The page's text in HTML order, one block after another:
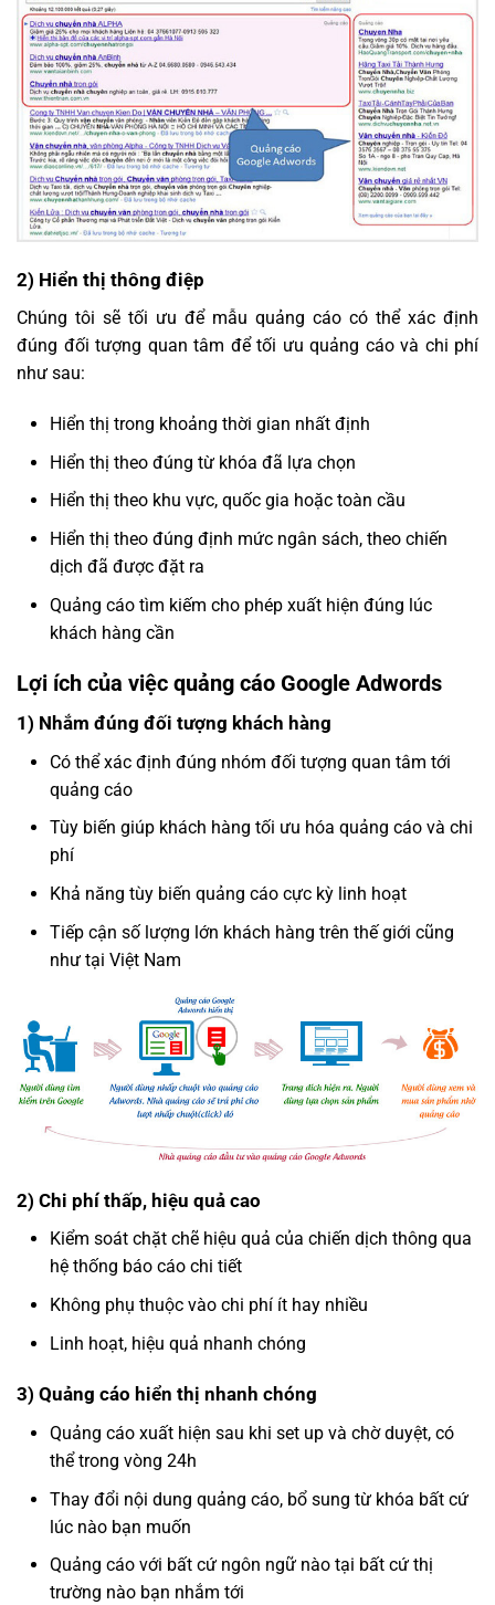
2) Hiển thị thông điệp
Chúng tôi sẽ tối ưu để mẫu quảng cáo có thể xác định
đúng đối tượng quan tâm để tối ưu quảng cáo và chi phí
như sau:
Hiển thị trong khoảng thời gian nhất định
Hiển thị theo đúng từ khóa đã lựa chọn
Hiển thị theo khu vực, quốc gia hoặc toàn cầu
Hiển thị theo đúng định mức ngân sách, theo chiến
dịch đã được đặt ra
Quảng cáo tìm kiếm cho phép xuất hiện đúng lúc
khách hàng cần
Lợi ích của việc quảng cáo Google Adwords
1) Nhắm đúng đối tượng khách hàng
Có thể xác định đúng nhóm đối tượng quan tâm tới
quảng cáo
Tùy biến giúp khách hàng tối ưu hóa quảng cáo và chi
phí
Khả năng tùy biến quảng cáo cực kỳ linh hoạt
Tiếp cận số lượng lớn khách hàng trên thế giới cũng
như tại Việt Nam
2) Chi phí thấp, hiệu quả cao
Kiểm soát chặt chẽ hiệu quả của chiến dịch thông qua
hệ thống báo cáo chi tiết
Không phụ thuộc vào chi phí ít hay nhiều
Linh hoạt, hiệu quả nhanh chóng
3) Quảng cáo hiển thị nhanh chóng
Quảng cáo xuất hiện sau khi set up và chờ duyệt, có
thể trong vòng 24h
Thay đổi nội dung quảng cáo, bổ sung từ khóa bất cứ
lúc nào bạn muốn
Quảng cáo với bất cứ ngôn ngữ nào tại bất cứ thị
trường nào bạn nhắm tới